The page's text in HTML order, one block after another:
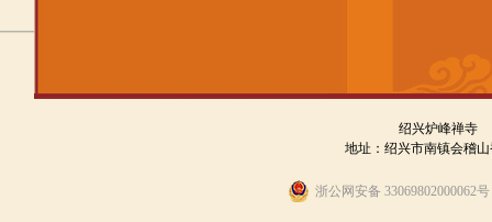
绍兴炉峰禅寺
地址：绍兴市南镇会稽
浙公网安备 33069802000062